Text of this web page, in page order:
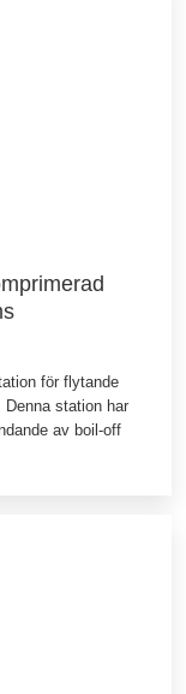
för flytande
Denna station har
av boil-off